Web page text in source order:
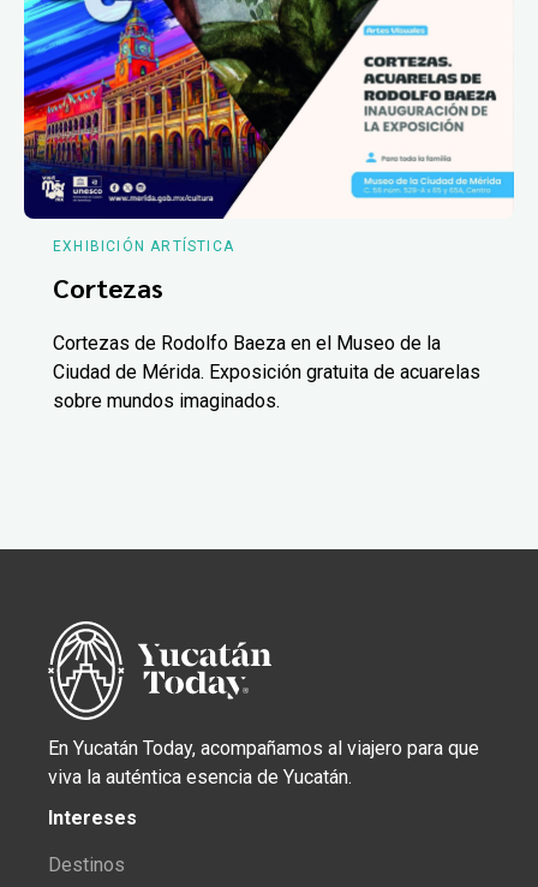
EXHIBICIÓN ARTÍSTICA
Cortezas
Cortezas de Rodolfo Baeza en el Museo de la
Ciudad de Mérida. Exposición gratuita de acuarelas
sobre mundos imaginados.
En Yucatán Today, acompañamos al viajero para que
viva la auténtica esencia de Yucatán.
Intereses
Destinos